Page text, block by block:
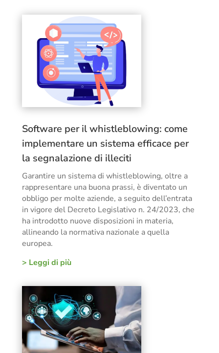
Software per il whistleblowing: come
implementare un sistema efficace per
la segnalazione di illeciti
Garantire un sistema di whistleblowing, oltre a
rappresentare una buona prassi, è diventato un
obbligo per molte aziende, a seguito dell’entrata
in vigore del Decreto Legislativo n. 24/2023, che
ha introdotto nuove disposizioni in materia,
allineando la normativa nazionale a quella
europea.
> Leggi di più